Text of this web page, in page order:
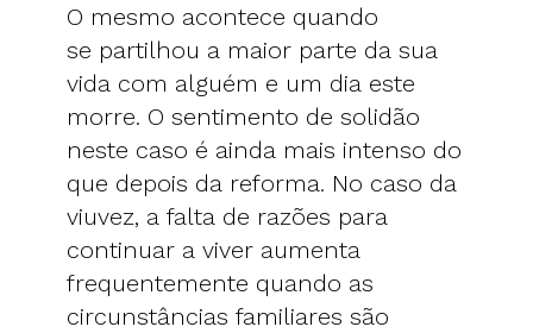
O mesmo acontece quando
se partilhou a maior parte da sua
vida com alguém e um dia este
morre. O sentimento de solidão
neste caso é ainda mais intenso do
que depois da reforma. No caso da
viuvez, a falta de razões para
continuar a viver aumenta
frequentemente quando as
circunstâncias familiares são